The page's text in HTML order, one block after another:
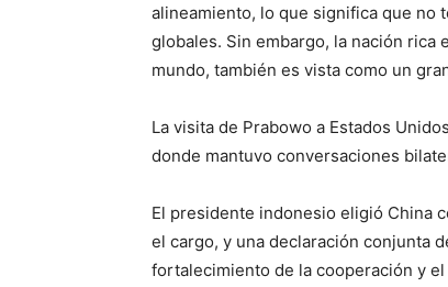
alineamiento, lo que significa que no
globales. Sin embargo, la nación rica
mundo, también es vista como un
La visita de Prabowo a Estados
donde mantuvo conversaciones
El presidente indonesio eligió China
el cargo, y una declaración conjunta
fortalecimiento de la cooperación y